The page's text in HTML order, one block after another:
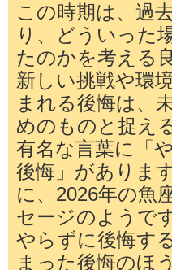
この時期は、過
り、どういった
たのかを考える
新しい挑戦や環
まれる後悔は、
めのものと捉え
有名な言葉に「
後悔」がありま
に、2026年の魚
セージのようで
やらずに後悔す
まった後悔のほ